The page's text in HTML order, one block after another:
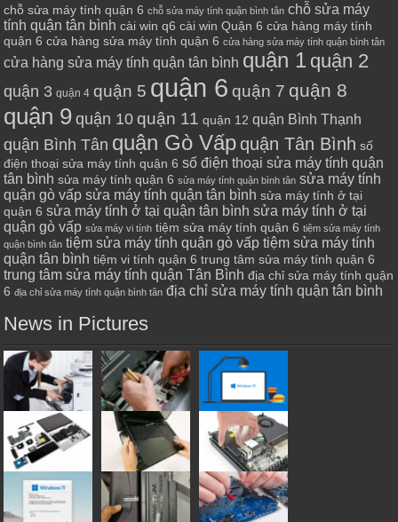
chỗ sửa máy tính quận 6 chỗ sửa máy tính quận bình tân chỗ sửa máy
tính quận tân bình cài win q6 cài win Quận 6 cửa hàng máy tính
quận 6 cửa hàng sửa máy tính quận 6 cửa hàng sửa máy tính quận bình tân
cửa hàng sửa máy tính quận tân bình quận 1 quận 2
quận 3 quận 4 quận 5 quận 6 quận 7 quận 8
quận 9 quận 10 quận 11 quận 12 quận Bình Thạnh
quận Bình Tân quận Gò Vấp quận Tân Bình số
điện thoại sửa máy tính quận 6 số điện thoại sửa máy tính quận
tân bình sửa máy tính quận 6 sửa máy tính quận bình tân sửa máy tính
quận gò vấp sửa máy tính quận tân bình sửa máy tính ở tại
quận 6 sửa máy tính ở tại quận tân bình sửa máy tính ở tại
quận gò vấp sửa máy vi tính tiệm sửa máy tính quận 6 tiệm sửa máy tính
quận bình tân tiệm sửa máy tính quận gò vấp tiệm sửa máy tính
quận tân bình tiệm vi tính quận 6 trung tâm sửa máy tính quận 6
trung tâm sửa máy tính quận Tân Bình địa chỉ sửa máy tính quận
6 địa chỉ sửa máy tính quận bình tân địa chỉ sửa máy tính quận tân bình
News in Pictures